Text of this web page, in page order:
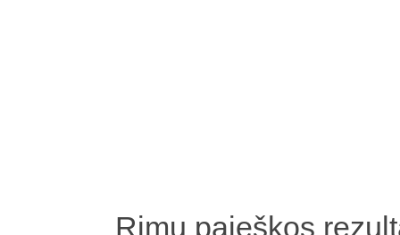
Rimų paieškos